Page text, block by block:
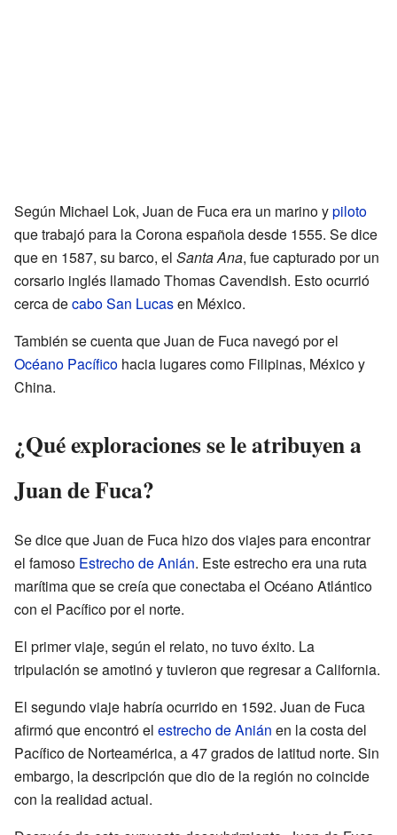
Según Michael Lok, Juan de Fuca era un marino ypiloto
que trabajó para la Corona española desde 1555. Se dice
que en 1587, su barco, el Santa Ana, fue capturado por un
corsario inglés llamado Thomas Cavendish. Esto ocurrió
cerca decabo San Lucasen México.
También se cuenta que Juan de Fuca navegó por el
Océano Pacífico hacia lugares como Filipinas, México y
China.
¿Qué exploraciones se le atribuyen a
Juan de Fuca?
Se dice que Juan de Fuca hizo dos viajes para encontrar
el famoso Estrecho de Anián. Este estrecho era una ruta
marítima que se creía que conectaba el Océano Atlántico
con el Pacífico por el norte.
El primer viaje, según el relato, no tuvo éxito. La
tripulación se amotinó y tuvieron que regresar a California.
El segundo viaje habría ocurrido en 1592. Juan de Fuca
afirmó que encontró el estrecho de Anián en la costa del
Pacífico de Norteamérica, a 47 grados de latitud norte. Sin
embargo, la descripción que dio de la región no coincide
con la realidad actual.